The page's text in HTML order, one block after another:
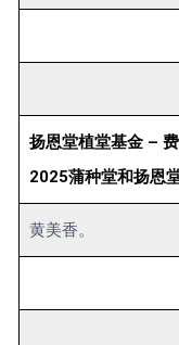
扬恩堂植堂基金 –
2025蒲种堂和扬恩
黄美香。